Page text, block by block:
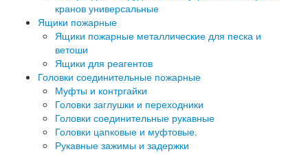
кранов универсальные
Ящики пожарные
Ящики пожарные металлические для песка и
ветоши
Ящики для реагентов
Головки соединительные пожарные
Муфты и контргайки
Головки заглушки и переходники
Головки соединительные рукавные
Головки цапковые и муфтовые.
Рукавные зажимы и задержки